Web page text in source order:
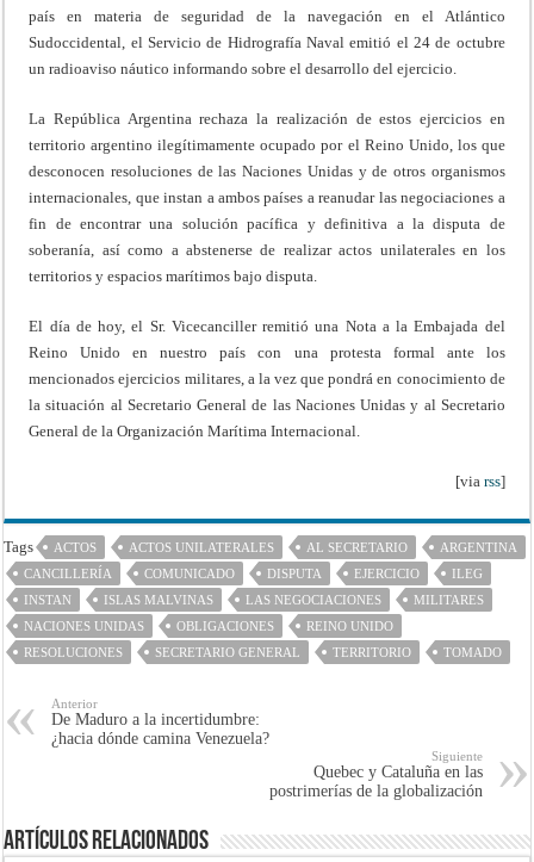
país en materia de seguridad de la navegación en el Atlántico
Sudoccidental, el Servicio de Hidrografía Naval emitió el 24 de octubre
un radioaviso náutico informando sobre el desarrollo del ejercicio.
La República Argentina rechaza la realización de estos ejercicios en
territorio argentino ilegítimamente ocupado por el Reino Unido, los que
desconocen resoluciones de las Naciones Unidas y de otros organismos
internacionales, que instan a ambos países a reanudar las negociaciones a
fin de encontrar una solución pacífica y definitiva a la disputa de
soberanía, así como a abstenerse de realizar actos unilaterales en los
territorios y espacios marítimos bajo disputa.
El día de hoy, el Sr. Vicecanciller remitió una Nota a la Embajada del
Reino Unido en nuestro país con una protesta formal ante los
mencionados ejercicios militares, a la vez que pondrá en conocimiento de
la situación al Secretario General de las Naciones Unidas y al Secretario
General de la Organización Marítima Internacional.
[via rss]
Tags ACTOS ACTOS UNILATERALES AL SECRETARIO
ARGENTINA
CANCILLERÍA
COMUNICADO DISPUTA EJERCICIO
ILEG
INSTAN
ISLAS MALVINAS LAS NEGOCIACIONES
MILITARES
NACIONES UNIDAS
OBLIGACIONES
REINO UNIDO
RESOLUCIONES
SECRETARIO GENERAL TERRITORIO TOMADO
Anterior
De Maduro a la incertidumbre:
¿hacia dónde camina Venezuela?
Siguiente
Quebec y Cataluña en las
postrimerías de la globalización
Artículos Relacionados